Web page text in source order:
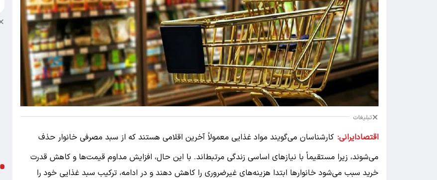
تبلیغات
اقتصادایرانی: کارشناسان می‌گویند مواد غذایی معمولاً آخرین اقلامی هستند که از سبد مصرفی خانوار حذف
می‌شوند، زیرا مستقیماً با نیازهای اساسی زندگی مرتبط‌اند. با این حال، افزایش مداوم قیمت‌ها و کاهش قدرت
خرید سبب می‌شود خانوارها ابتدا هزینه‌های غیرضروری را کاهش دهند و در ادامه، ترکیب سبد غذایی خود را